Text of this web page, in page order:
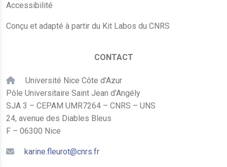
Accessibilité
Conçu et adapté à partir du Kit Labos du CNRS
CONTACT
Université Nice Côte d'Azur
Pôle Universitaire Saint Jean d’Angély
SJA 3 – CEPAM UMR7264 – CNRS – UNS
24, avenue des Diables Bleus
F – 06300 Nice
karine.fleurot@cnrs.fr